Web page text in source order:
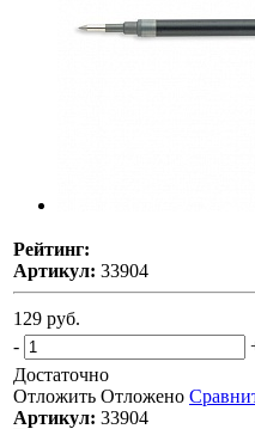
Рейтинг:
Артикул: 33904
129 руб.
-
Достаточно
Отложить Отложено
Артикул: 33904